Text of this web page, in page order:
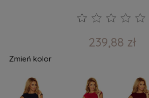
239,88 zł
Zmień kolor